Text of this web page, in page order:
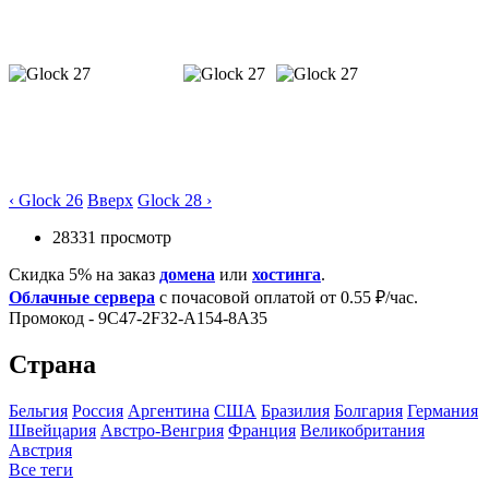
‹ Glock 26 Вверх Glock 28 ›
28331 просмотр
Скидка 5% на заказ домена или хостинга.
Облачные сервера с почасовой оплатой от 0.55 ₽/час.
Промокод - 9C47-2F32-A154-8A35
Страна
Бельгия Росcия Аргентина США Бразилия Болгария Германия
Швейцария Австро-Венгрия Франция Великобритания
Австрия
Все теги